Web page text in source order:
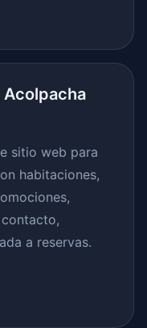
sitio web para
habitaciones,
a reservas.